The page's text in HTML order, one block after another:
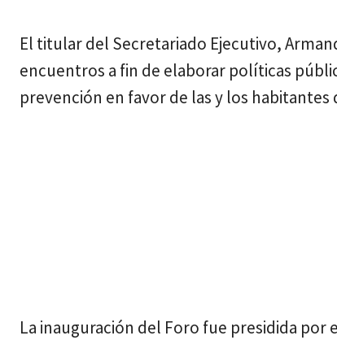
El titular del Secretariado Ejecutivo,
encuentros a fin de elaborar políticas
prevención en favor de las y los habitantes
La inauguración del Foro fue presidida